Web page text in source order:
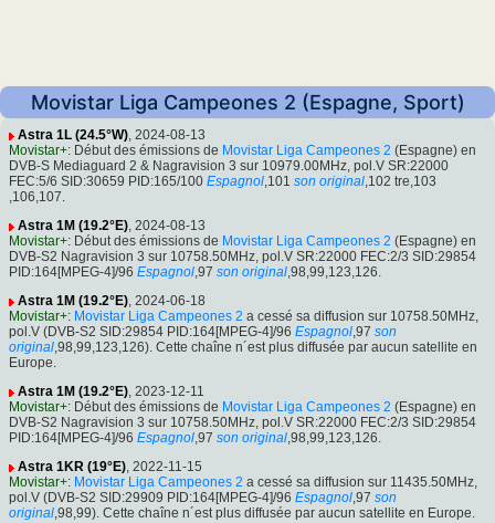
Movistar Liga Campeones 2 (Espagne, Sport)
Astra 1L (24.5°W), 2024-08-13
Movistar+: Début des émissions de Movistar Liga Campeones 2 (Espagne) en
DVB-S Mediaguard 2 & Nagravision 3 sur 10979.00MHz, pol.V SR:22000
FEC:5/6 SID:30659 PID:165/100 Espagnol,101 son original,102 tre,103
,106,107.
Astra 1M (19.2°E), 2024-08-13
Movistar+: Début des émissions de Movistar Liga Campeones 2 (Espagne) en
DVB-S2 Nagravision 3 sur 10758.50MHz, pol.V SR:22000 FEC:2/3 SID:29854
PID:164[MPEG-4]/96 Espagnol,97 son original,98,99,123,126.
Astra 1M (19.2°E), 2024-06-18
Movistar+: Movistar Liga Campeones 2 a cessé sa diffusion sur 10758.50MHz,
pol.V (DVB-S2 SID:29854 PID:164[MPEG-4]/96 Espagnol,97 son
original,98,99,123,126). Cette chaîne n´est plus diffusée par aucun satellite en
Europe.
Astra 1M (19.2°E), 2023-12-11
Movistar+: Début des émissions de Movistar Liga Campeones 2 (Espagne) en
DVB-S2 Nagravision 3 sur 10758.50MHz, pol.V SR:22000 FEC:2/3 SID:29854
PID:164[MPEG-4]/96 Espagnol,97 son original,98,99,123,126.
Astra 1KR (19°E), 2022-11-15
Movistar+: Movistar Liga Campeones 2 a cessé sa diffusion sur 11435.50MHz,
pol.V (DVB-S2 SID:29909 PID:164[MPEG-4]/96 Espagnol,97 son
original,98,99). Cette chaîne n´est plus diffusée par aucun satellite en Europe.